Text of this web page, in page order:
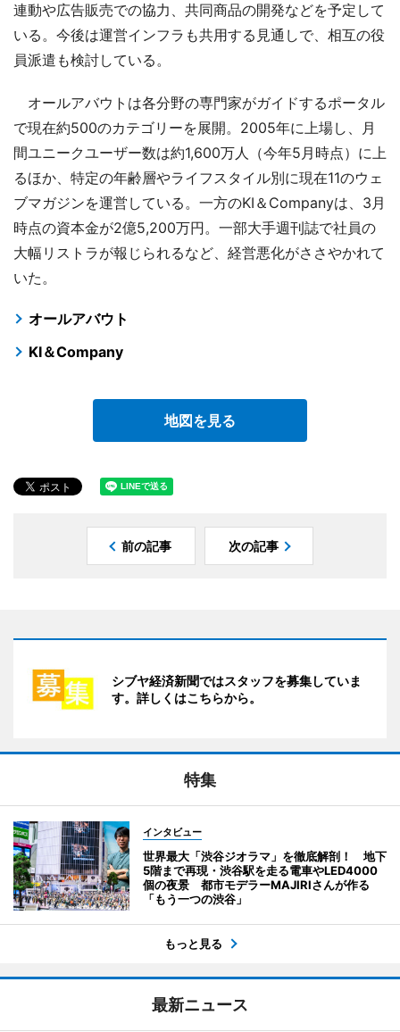
連動や広告販売での協力、共同商品の開発などを予定して
いる。今後は運営インフラも共用する見通しで、相互の役
員派遣も検討している。
オールアバウトは各分野の専門家がガイドするポータル
で現在約500のカテゴリーを展開。2005年に上場し、月
間ユニークユーザー数は約1,600万人（今年5月時点）に上
るほか、特定の年齢層やライフスタイル別に現在11のウェ
ブマガジンを運営している。一方のKI＆Companyは、3月
時点の資本金が2億5,200万円。一部大手週刊誌で社員の
大幅リストラが報じられるなど、経営悪化がささやかれて
いた。
オールアバウト
KI＆Company
地図を見る
前の記事 次の記事
シブヤ経済新聞ではスタッフを募集していま
す。詳しくはこちらから。
特集
インタビュー
世界最大「渋谷ジオラマ」を徹底解剖！ 地下
5階まで再現・渋谷駅を走る電車やLED4000
個の夜景 都市モデラーMAJIRIさんが作る
「もう一つの渋谷」
もっと見る
最新ニュース